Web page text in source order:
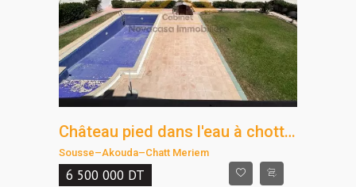
Château pied dans l'eau à chott Meriem
Sousse–Akouda–Chatt Meriem
6 500 000 DT